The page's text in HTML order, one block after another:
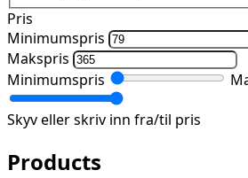
Pris
Minimumspris
Makspris
Minimumspris
Skyv eller skriv inn fra/til pris
Products